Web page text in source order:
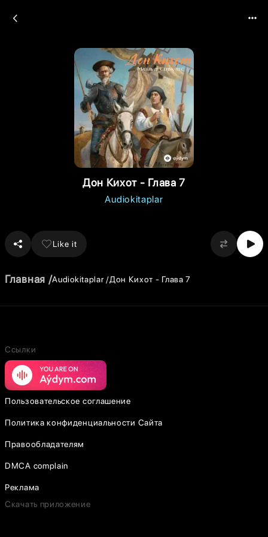
Дон Кихот - Глава 7
Audiokitaplar
Like it
Главная Audiokitaplar Дон Кихот - Глава 7
Ссылки
Пользовательское соглашение
Политика конфиденциальности Сайта
Правообладателям
DMCA complain
Реклама
Скачать приложение